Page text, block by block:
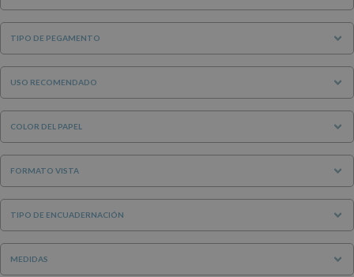
TIPO DE PEGAMENTO
USO RECOMENDADO
COLOR DEL PAPEL
FORMATO VISTA
TIPO DE ENCUADERNACIÓN
MEDIDAS